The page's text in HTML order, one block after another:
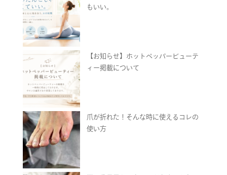
もいい。
【お知らせ】ホットペッパービューテ
ィー掲載について
爪が折れた！そんな時に使えるコレの
使い方